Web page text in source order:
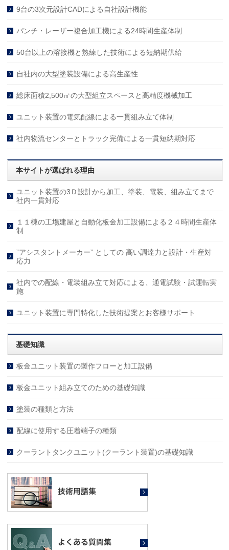
9台の3次元設計CADによる自社設計機能
パンチ・レーザー複合加工機による24時間生産体制
50台以上の溶接機と熟練した技術による短納期供給
自社内の大型塗装設備による高生産性
総床面積2,500㎡の大型組立スペースと高精度機械加工
ユニット装置の電気配線による一貫組み立て体制
社内物流センターとトラック完備による一貫短納期対応
本サイトが選ばれる理由
ユニット装置の3Ｄ設計から加工、塗装、電装、組み立てまで
社内一貫対応
１１棟の工場建屋と自動化板金加工設備による２４時間生産体
制
”アシスタントメーカー” としての 高い調達力と設計・生産対
応力
社内での配線・電装組み立て対応による、通電試験・試運転実
施
ユニット装置に専門特化した技術提案とお客様サポート
基礎知識
板金ユニット装置の製作フローと加工設備
板金ユニット組み立てのための基礎知識
塗装の種類と方法
配線に使用する圧着端子の種類
クーラントタンクユニット(クーラント装置)の基礎知識